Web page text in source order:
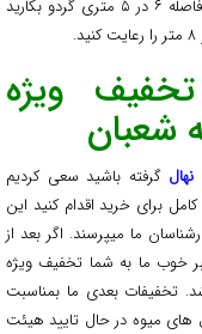
اگر خاک شما خیلی مقوی باشد نهایتش میتوانید در فاصله ۶ در ۵ متری گردو بکارید
ویژه
شعبان
گرفته باشید سعی کردیم
برای خرید اقدام کنید این
ما میپرسند. اگر بعد از
خوب ما به شما تخفیف ویژه
تخفیفات بعدی ما بمناسبت
های میوه در حال تایید هیئت